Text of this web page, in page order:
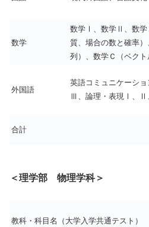
数学
数学Ⅰ、数学Ⅱ、数学
質、場合の数と確率
列）、数学Ｃ（ベクト
外国語
英語コミュニケーシ
Ⅲ、論理・表現Ⅰ、Ⅱ
合計
＜理学部 物理学科＞
教科・科目名（大学入学共通テスト）